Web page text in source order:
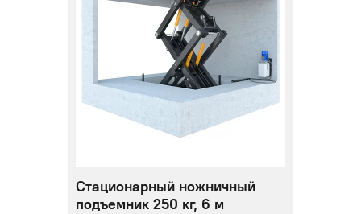
Стационарный ножничный
подъемник 250 кг, 6 м